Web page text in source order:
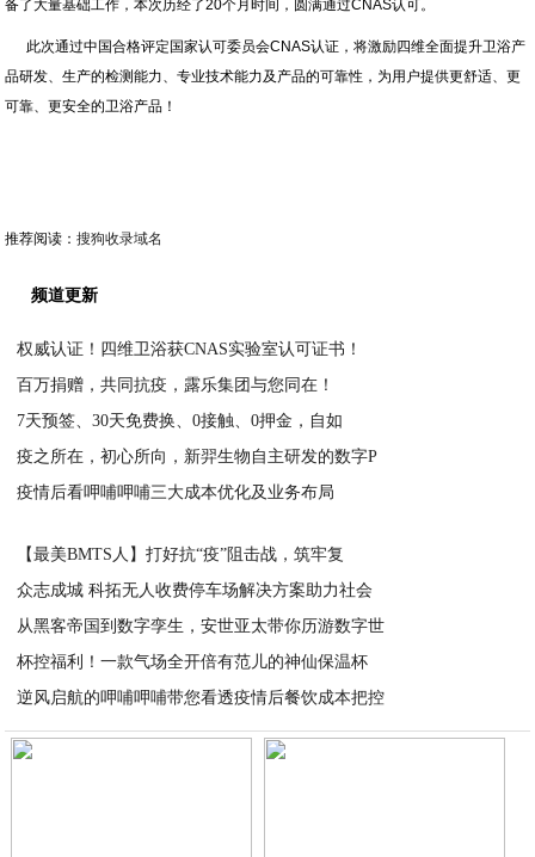
备了大量基础工作，本次历经了20个月时间，圆满通过CNAS认可。
此次通过中国合格评定国家认可委员会CNAS认证，将激励四维全面提升卫浴产
品研发、生产的检测能力、专业技术能力及产品的可靠性，为用户提供更舒适、更
可靠、更安全的卫浴产品！
推荐阅读：搜狗收录域名
频道更新
权威认证！四维卫浴获CNAS实验室认可证书！
百万捐赠，共同抗疫，露乐集团与您同在！
7天预签、30天免费换、0接触、0押金，自如
疫之所在，初心所向，新羿生物自主研发的数字P
疫情后看呷哺呷哺三大成本优化及业务布局
【最美BMTS人】打好抗“疫”阻击战，筑牢复
众志成城 科拓无人收费停车场解决方案助力社会
从黑客帝国到数字孪生，安世亚太带你历游数字世
杯控福利！一款气场全开倍有范儿的神仙保温杯
逆风启航的呷哺呷哺带您看透疫情后餐饮成本把控
2020-03-09